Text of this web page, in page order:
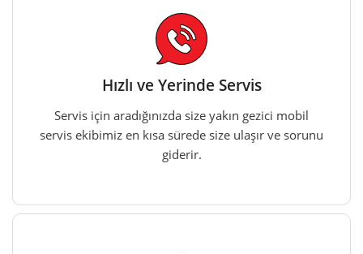
Hızlı ve Yerinde Servis
Servis için aradığınızda size yakın gezici mobil
servis ekibimiz en kısa sürede size ulaşır ve sorunu
giderir.